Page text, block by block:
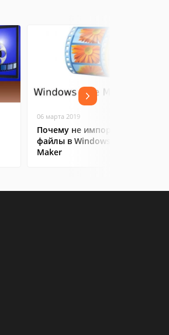
06 марта 2019
Почему не импортируются
файлы в Windows Movie
Maker